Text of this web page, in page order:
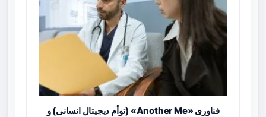
فناوری «Another Me» (توأم دیجیتال انسانی) و